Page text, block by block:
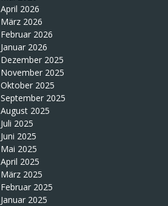
April 2026
März 2026
Februar 2026
Januar 2026
Dezember 2025
November 2025
Oktober 2025
September 2025
August 2025
Juli 2025
Juni 2025
Mai 2025
April 2025
März 2025
Februar 2025
Januar 2025